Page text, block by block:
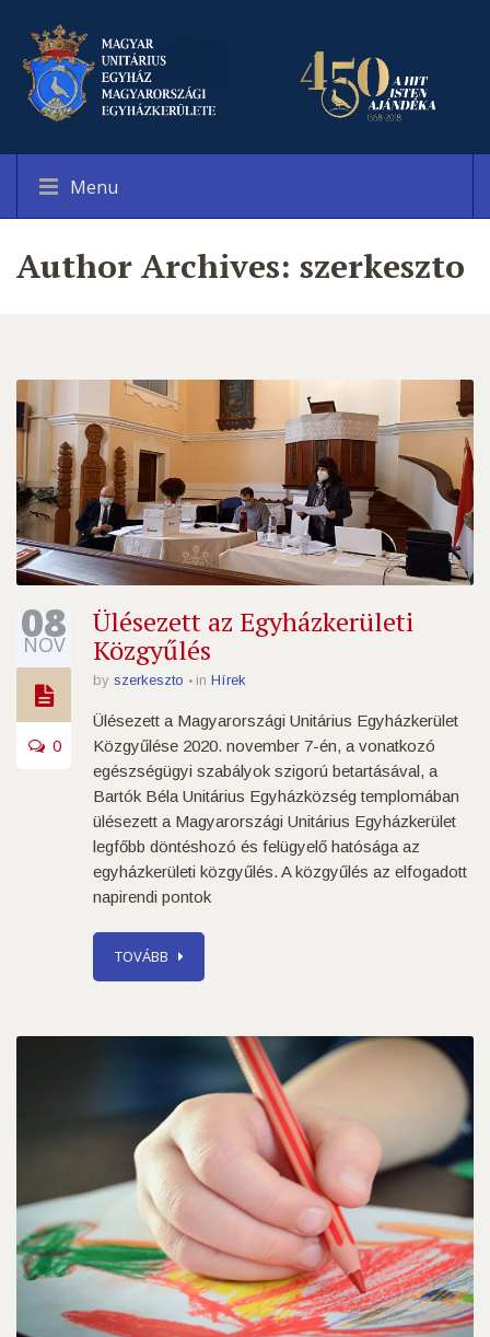
Menu
Author Archives: szerkeszto
08
NOV
0
Ülésezett az Egyházkerületi
Közgyűlés
by szerkeszto in Hírek
Ülésezett a Magyarországi Unitárius Egyházkerület
Közgyűlése 2020. november 7-én, a vonatkozó
egészségügyi szabályok szigorú betartásával, a
Bartók Béla Unitárius Egyházközség templomában
ülésezett a Magyarországi Unitárius Egyházkerület
legfőbb döntéshozó és felügyelő hatósága az
egyházkerületi közgyűlés. A közgyűlés az elfogadott
napirendi pontok
TOVÁBB